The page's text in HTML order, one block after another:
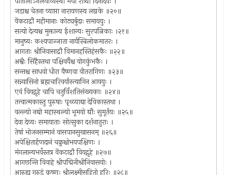
जडाश्च चेतना व्याप्ता नारायणस्य लग्नके ॥२०॥
वेंकटाद्रौ महीमानाः कोट्यर्बुदाः समाययुः ।
सत्यो देत्यश्च मुक्तान्य ईशान्यः सुरपत्निकाः ।२१॥
मानुष्यः कश्यपाज्जाता नार्यस्त्रिलोकमातरः ।
आगताः श्रीनिवासाद्रौ विमानहस्तिहंसकैः ॥२२॥
अश्वैः सिंहैस्तथा पक्षिवर्यैश्च योगकुंभकैः ।
सन्तश्च साधवो धीरा वैष्णवा वीतरागिणः ॥२३॥
सन्न्यासिनो ब्रह्मचारिवर्यास्त्यागिन आययुः ।
एवं वियद्गृहे चापि चतुर्विंशतिसंख्यकाः ॥२४॥
तत्त्वात्मकास्तु पुरुषाः पृथ्व्याद्या देविकास्तथा ।
वल्ल्यो नद्यो महास्थल्यो भूमयो द्यौः सुमूर्तयः ॥२५॥
देवा देव्यः समायाताः सोत्सुका दर्शनातुराः ।
तेषां भोजनसम्मानं वासपानसुखासनम् ॥२६॥
अपेक्षितार्हणदानं चक्रुश्चोभयपक्षिणः ।
मंगलान्यभवँस्तत्र वेंकटाद्रौ वियद्गृहे ॥२७॥
आगछन्ति विवाहे श्रीपद्मिनीश्रीनिवासयोः ।
आरुह्य गरुडं कृष्णः श्रीलक्ष्मीसहितो हरिः ॥२८॥